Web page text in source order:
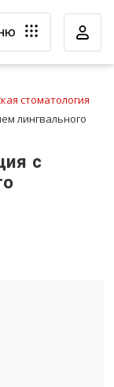
стоматология
лингвального
с